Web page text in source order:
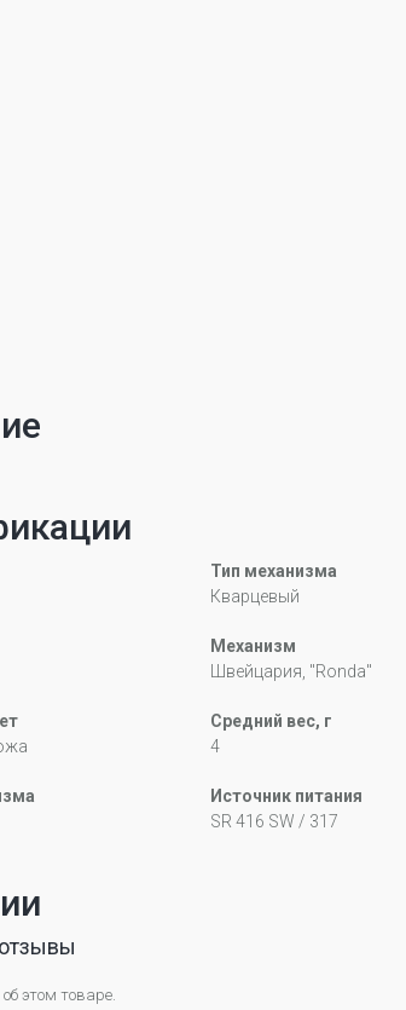
Тип механизма
Кварцевый
Механизм
Швейцария, "Ronda"
Средний вес, г
4
Источник питания
SR 416 SW / 317
этом товаре.